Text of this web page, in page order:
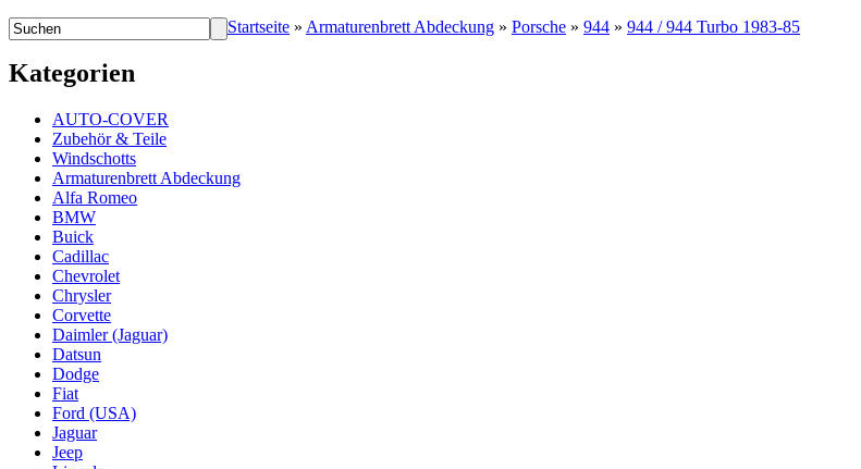
Startseite » Armaturenbrett Abdeckung » Porsche » 944 » 944 / 944 Turbo 1983-85
Kategorien
AUTO-COVER
Zubehör & Teile
Windschotts
Armaturenbrett Abdeckung
Alfa Romeo
BMW
Buick
Cadillac
Chevrolet
Chrysler
Corvette
Daimler (Jaguar)
Datsun
Dodge
Fiat
Ford (USA)
Jaguar
Jeep